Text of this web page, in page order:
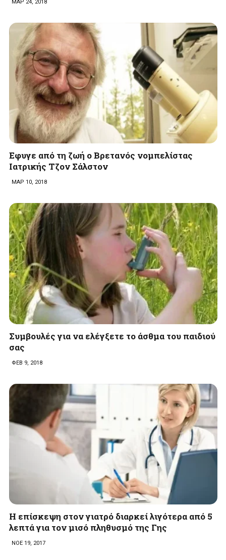
ΜΑΡ 24, 2018
Eφυγε από τη ζωή ο Βρετανός νομπελίστας
Ιατρικής Τζον Σάλστον
ΜΑΡ 10, 2018
Συμβουλές για να ελέγξετε το άσθμα του παιδιού
σας
ΦΕΒ 9, 2018
Η επίσκεψη στον γιατρό διαρκεί λιγότερα από 5
λεπτά για τον μισό πληθυσμό της Γης
ΝΟΕ 19, 2017